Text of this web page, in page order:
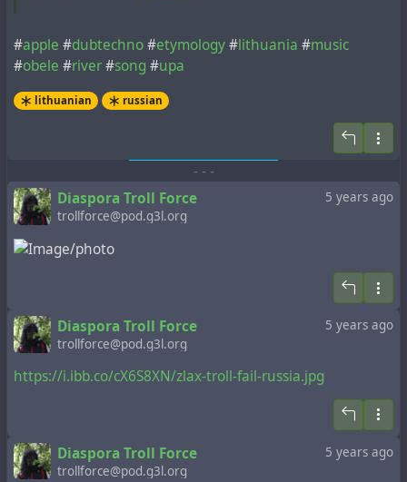
#apple #dubtechno#etymology#lithuania #music
#obele #river#song #upa
lithuanian russian
- - -
5 years ago
Diaspora Troll Force
trollforce@pod.g3l.org
5 years ago
Diaspora Troll Force
trollforce@pod.g3l.org
https://i.ibb.co/cX6S8XN/zlax-troll-fail-russia.jpg
5 years ago
Diaspora Troll Force
trollforce@pod.g3l.org